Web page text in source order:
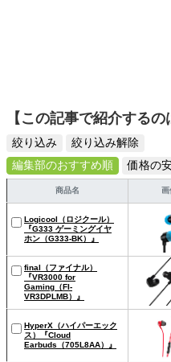
【この記事で紹介するの
絞り込み
絞り込み解除
編集部のおすすめ順
価格の
商品名 画
Logicool（ロジクール）
『G333 ゲーミングイヤ
ホン（G333-BK）』
final（ファイナル）
『VR3000 for
Gaming（FI-
VR3DPLMB）』
HyperX（ハイパーエック
ス）『Cloud
Earbuds（705L8AA）』